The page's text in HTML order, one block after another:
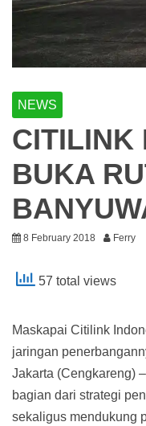
NEWS
CITILINK
BUKA
8 February 2018 Ferry
57 total views
Maskapai Citilink
jaringan
Jakarta (Cengkareng)
bagian dari strategi
sekaligus mendukung